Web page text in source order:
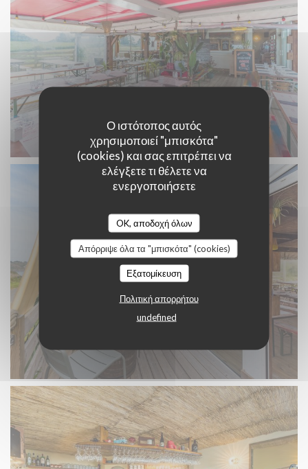
Ο ιστότοπος αυτός
χρησιμοποιεί "μπισκότα"
(cookies) και σας επιτρέπει να
ελέγξετε τι θέλετε να
ενεργοποιήσετε
OK, αποδοχή όλων
Απόρριψε όλα τα "μπισκότα" (cookies)
Εξατομίκευση
Πολιτική απορρήτου
undefined